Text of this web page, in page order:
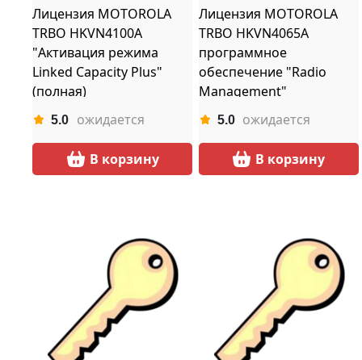
Лицензия MOTOROLA
TRBO HKVN4100A
"Активация режима
Linked Capacity Plus"
(полная)
5.0 ожидается
В корзину
Лицензия MOTOROLA
TRBO HKVN4065A
программное
обеспечение "Radio
Management"
5.0 ожидается
В корзину